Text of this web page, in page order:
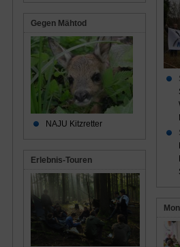
Gegen Mähtod
NAJU Kitzretter
Erlebnis-Touren